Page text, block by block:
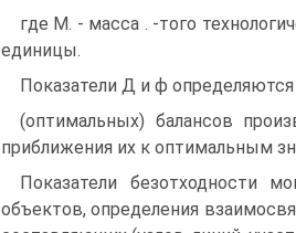
где M. - масса . -того
единицы.
Показатели Д и ф
(оптимальных) балансов
приближения их к оптимальным
Показатели безотходности
объектов, определения